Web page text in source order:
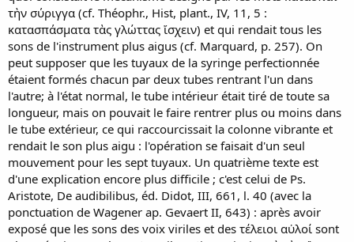
τὴν σύριγγα (cf. Théophr., Hist, plant., IV, 11, 5 :
κατασπάσματα τὰς γλώττας ἴσχειν) et qui rendait tous les
sons de l'instrument plus aigus (cf. Marquard, p. 257). On
peut supposer que les tuyaux de la syringe perfectionnée
étaient formés chacun par deux tubes rentrant l'un dans
l'autre; à l'état normal, le tube intérieur était tiré de toute sa
longueur, mais on pouvait le faire rentrer plus ou moins dans
le tube extérieur, ce qui raccourcissait la colonne vibrante et
rendait le son plus aigu : l'opération se faisait d'un seul
mouvement pour les sept tuyaux. Un quatrième texte est
d'une explication encore plus difficile ; c'est celui de Ps.
Aristote, De audibilibus, éd. Didot, III, 661, l. 40 (avec la
ponctuation de Wagener ap. Gevaert II, 643) : après avoir
exposé que les sons des voix viriles et des τέλειοι αὐλοί sont